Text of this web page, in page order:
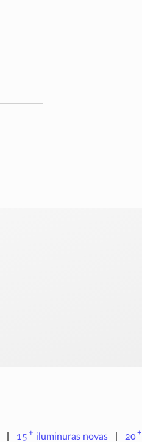
15 + iluminurasnovas 20±